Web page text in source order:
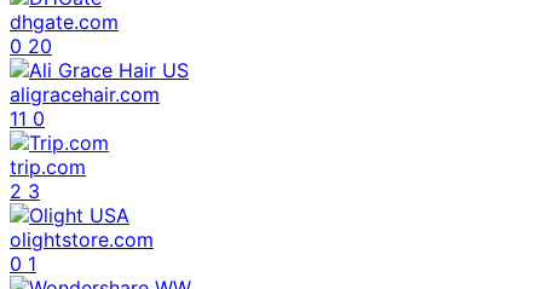
dhgate.com
0 20
aligracehair.com
11 0
trip.com
2 3
olightstore.com
0 1